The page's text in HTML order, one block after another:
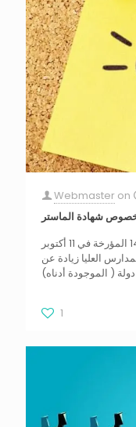
Webmaster on
شهادة الماستر
بعد مراسلة السيد الأمين العام رقم 1498 المؤرخة في 11 أكتوبر
العليا زيادة عن
1